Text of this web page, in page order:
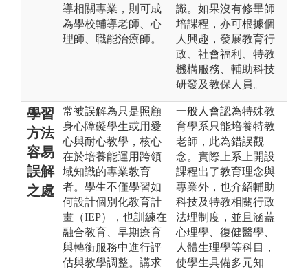
導相關專業，則可成
為學校輔導老師、心
理師、職能治療師。
識。如果沒有修畢師
培課程，亦可根據個
人興趣，發展教育行
政、社會福利、特教
機構服務、輔助科技
研發及教保人員。
學習
方法
容易
誤解
之處
常被誤解為只是照顧
身心障礙學生或用愛
心與耐心教學，核心
在於培養能運用跨領
域知識的專業教育
者。學生不僅學習如
何設計個別化教育計
畫（IEP），也訓練在
融合教育、早期療育
與轉銜服務中進行評
估與教學調整。講求
一般人會認為特殊教
育學系只能培養特教
老師，此為錯誤觀
念。實際上系上開設
課程出了教育理念與
專業外，也介紹輔助
科技及特教相關行政
法理制度，並且涵蓋
心理學、復健醫學、
人體生理學等科目，
使學生具備多元知